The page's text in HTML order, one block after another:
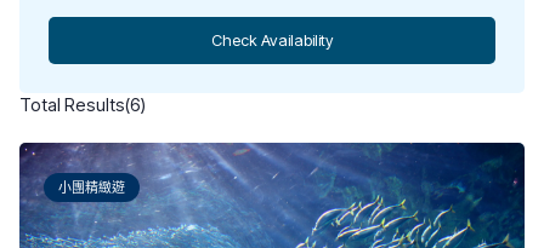
Total Results(6)
小團精緻遊
Check Availability